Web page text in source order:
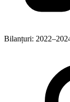
Bilanțuri: